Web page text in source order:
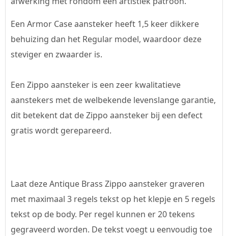
Een Armor Case aansteker heeft 1,5 keer dikkere
behuizing dan het Regular model, waardoor deze
steviger en zwaarder is.
Een Zippo aansteker is een zeer kwalitatieve
aanstekers met de welbekende levenslange garantie,
dit betekent dat de Zippo aansteker bij een defect
gratis wordt gerepareerd.
Laat deze Antique Brass Zippo aansteker graveren
met maximaal 3 regels tekst op het klepje en 5 regels
tekst op de body. Per regel kunnen er 20 tekens
gegraveerd worden. De tekst voegt u eenvoudig toe